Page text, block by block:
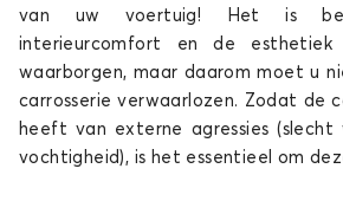
van uw voertuig! Het is
interieurcomfort en de
waarborgen, maar daarom moet u
carrosserie verwaarlozen. Zodat de
heeft van externe agressies (slecht
vochtigheid), is het essentieel om